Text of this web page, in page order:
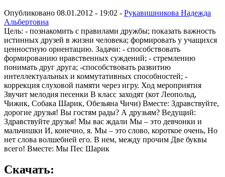
Опубликовано 08.01.2012 - 19:02 - Рукавишникова Надежда
Альбертовна
Цель: - познакомить с правилами дружбы; показать важность
истинных друзей в жизни человека; формировать у учащихся
ценностную ориентацию. Задачи: - способствовать
формированию нравственных суждений; - стремлению
понимать друг друга; -способствовать развитию
интеллектуальных и коммутативных способностей; -
коррекция слуховой памяти через игру. Ход мероприятия
Звучит мелодия песенки В класс заходят (кот Леопольд,
Чижик, Собака Шарик, Обезьяна Чичи) Вместе: Здравствуйте,
дорогие друзья! Вы гостям рады? А друзьям? Ведущий:
Здравствуйте друзья! Мы вас ждали Мы – это девчонки и
мальчишки И, конечно, я. Мы – это слово, короткое очень, Но
нет слова волшебней его. В нем, между прочим Две буквы
всего! Вместе: Мы Пес Шарик
Скачать: